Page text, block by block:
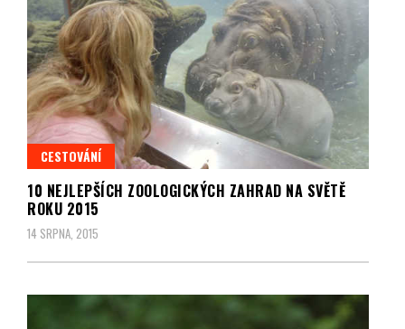
CESTOVÁNÍ
10 NEJLEPŠÍCH ZOOLOGICKÝCH ZAHRAD NA SVĚTĚ
ROKU 2015
14 SRPNA, 2015